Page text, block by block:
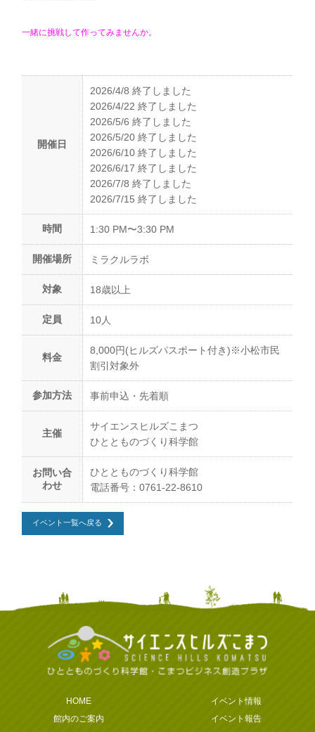
一緒に挑戦して作ってみませんか。
開催日
2026/4/8 終了しました
2026/4/22 終了しました
2026/5/6 終了しました
2026/5/20 終了しました
2026/6/10 終了しました
2026/6/17 終了しました
2026/7/8 終了しました
2026/7/15 終了しました
時間 1:30 PM〜3:30 PM
開催場所 ミラクルラボ
対象 18歳以上
定員 10人
料金
8,000円(ヒルズパスポート付き)※小松市民
割引対象外
参加方法 事前申込・先着順
主催
サイエンスヒルズこまつ
ひととものづくり科学館
お問い合
わせ
ひととものづくり科学館
電話番号：0761-22-8610
イベント一覧へ戻る
HOME
イベント情報
館内のご案内
イベント報告